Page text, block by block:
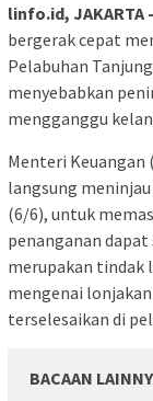
linfo.id, JAKARTA
bergerak cepat
Pelabuhan
menyebabkan
mengganggu
Menteri Keuangan
langsung
(6/6), untuk
penanganan
merupakan tindak
mengenai
terselesaikan di
BACAAN